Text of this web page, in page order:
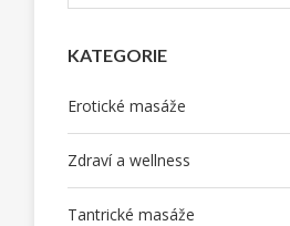
KATEGORIE
Erotické masáže
Zdraví a wellness
Tantrické masáže